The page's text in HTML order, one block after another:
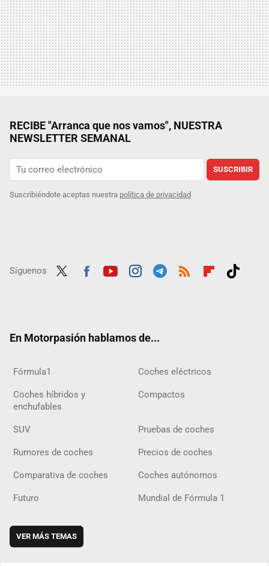
RECIBE "Arranca que nos vamos", NUESTRA
NEWSLETTER SEMANAL
SUSCRIBIR
Suscribiéndote aceptas nuestra política de privacidad
Síguenos
En Motorpasión hablamos de...
Fórmula1 Coches eléctricos
Coches híbridos y
enchufables
Compactos
SUV Pruebas de coches
Rumores de coches Precios de coches
Comparativa de coches Coches autónomos
Futuro Mundial de Fórmula 1
VER MÁS TEMAS